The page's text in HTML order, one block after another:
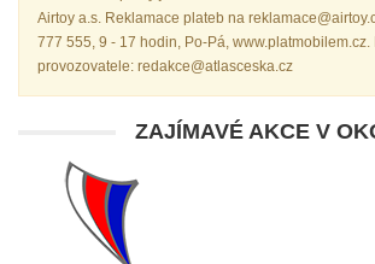
Airtoy a.s. Reklamace plateb na
777 555, 9 - 17 hodin, Po-Pá, www.platmobilem.cz.
provozovatele: redakce@atlasceska.cz
ZAJÍMAVÉ AKCE V